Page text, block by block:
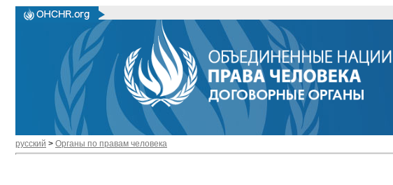
русский > Органы по правам человека